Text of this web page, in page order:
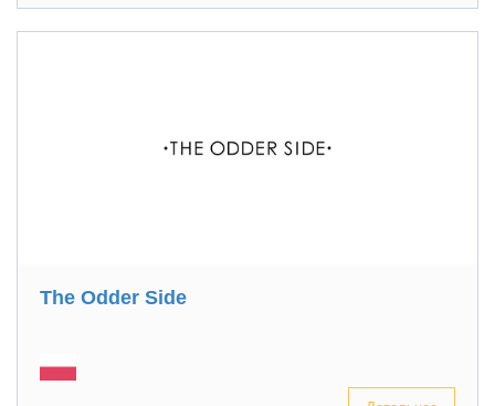
The Odder Side